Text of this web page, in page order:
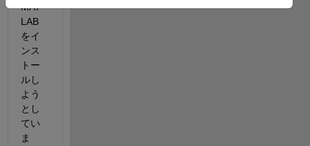
MAT
LAB
をイ
ンス
トー
ルし
よう
とし
てい
ま